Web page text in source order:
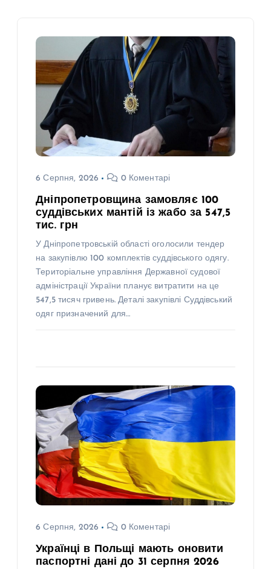
6 Серпня, 2026 0 Коментарі
Дніпропетровщина замовляє 100
суддівських мантій із жабо за 547,5
тис. грн
У Дніпропетровській області оголосили тендер
на закупівлю 100 комплектів суддівського одягу.
Територіальне управління Державної судової
адміністрації України планує витратити на це
547,5 тисяч гривень. Деталі закупівлі Суддівський
одяг призначений для…
6 Серпня, 2026 0 Коментарі
Українці в Польщі мають оновити
паспортні дані до 31 серпня 2026